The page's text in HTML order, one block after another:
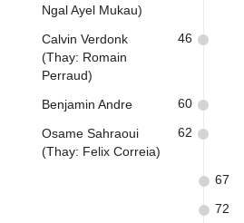
Ngal Ayel Mukau)
Calvin Verdonk
(Thay: Romain
Perraud)
46
Benjamin Andre 60
Osame Sahraoui
(Thay: Felix Correia)
62
67
72